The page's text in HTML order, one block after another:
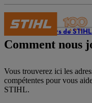
L’univers de STIHL
Comment nous
Vous trouverez ici les
compétentes pour vous
STIHL.